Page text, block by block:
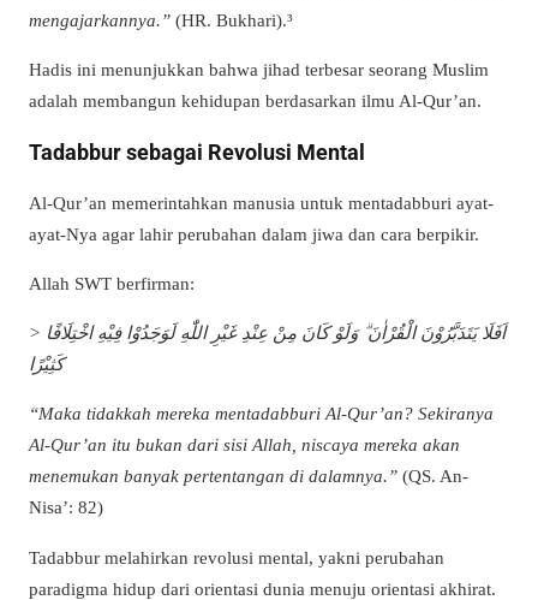
mengajarkannya.” (HR. Bukhari).³
Hadis ini menunjukkan bahwa jihad terbesar seorang Muslim
adalah membangun kehidupan berdasarkan ilmu Al-Qur’an.
Tadabbur sebagai Revolusi Mental
Al-Qur’an memerintahkan manusia untuk mentadabburi ayat-
ayat-Nya agar lahir perubahan dalam jiwa dan cara berpikir.
Allah SWT berfirman:
> اَفَلَا يَتَدَبَّرُوْنَ الْقُرْاٰنَ ۗ وَلَوْ كَانَ مِنْ عِنْدِ غَيْرِ اللّٰهِ لَوَجَدُوْا فِيْهِ اخْتِلَافًا
كَثِيْرًا
“Maka tidakkah mereka mentadabburi Al-Qur’an? Sekiranya
Al-Qur’an itu bukan dari sisi Allah, niscaya mereka akan
menemukan banyak pertentangan di dalamnya.” (QS. An-
Nisa’: 82)
Tadabbur melahirkan revolusi mental, yakni perubahan
paradigma hidup dari orientasi dunia menuju orientasi akhirat.